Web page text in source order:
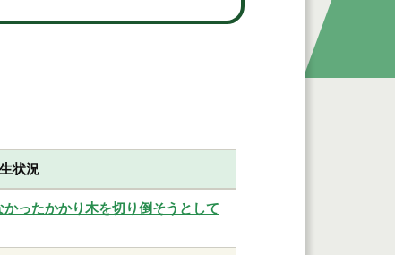
状況
ったかかり木を切り倒そうとして